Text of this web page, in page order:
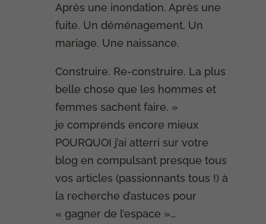
Après une inondation. Après une
fuite. Un déménagement. Un
mariage. Une naissance.
Construire. Re-construire. La plus
belle chose que les hommes et
femmes sachent faire. »
je comprends encore mieux
POURQUOI j’ai atterri sur votre
blog en compulsant presque tous
vos articles (passionnants tous !) à
la recherche d’astuces pour
« gagner de l’espace »…